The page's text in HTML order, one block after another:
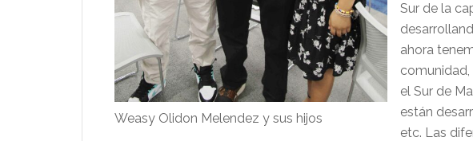
Weasy Olidon Melendez y sus hijos
Sur de la
ahora
comunidad,
el Sur de
están
etc. Las